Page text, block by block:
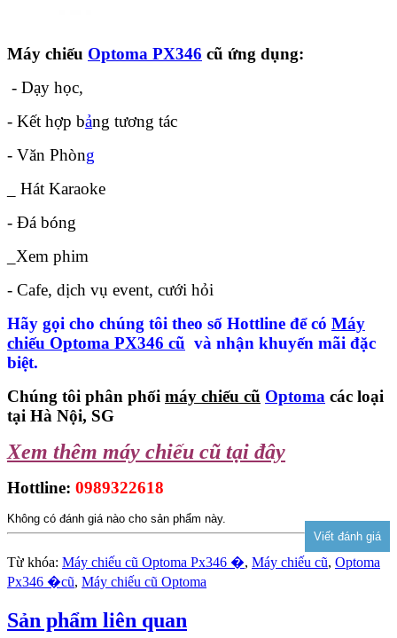
Máy chiếu Optoma PX346 cũ ứng dụng:
- Dạy học,
- Kết hợp bảng tương tác
- Văn Phòng
_ Hát Karaoke
- Đá bóng
_Xem phim
- Cafe, dịch vụ event, cưới hỏi
Hãy gọi cho chúng tôi theo số Hottline để có Máy
chiếu Optoma PX346 cũ và nhận khuyến mãi đặc
biệt.
Chúng tôi phân phối máy chiếu cũ Optoma các loại
tại Hà Nội, SG
Xem thêm máy chiếu cũ tại đây
Hottline: 0989322618
Không có đánh giá nào cho sản phẩm này.
Từ khóa: Máy chiếu cũ Optoma Px346 �, Máy chiếu cũ, Optoma
Px346 �cũ, Máy chiếu cũ Optoma
Sản phẩm liên quan